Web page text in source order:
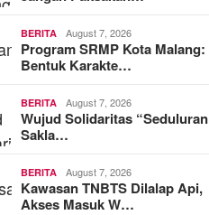
BERITA August 7, 2026
Program SRMP Kota Malang:
Bentuk Karakte…
BERITA August 7, 2026
Wujud Solidaritas “Seduluran
Sakla…
BERITA August 7, 2026
Kawasan TNBTS Dilalap Api,
Akses Masuk W…